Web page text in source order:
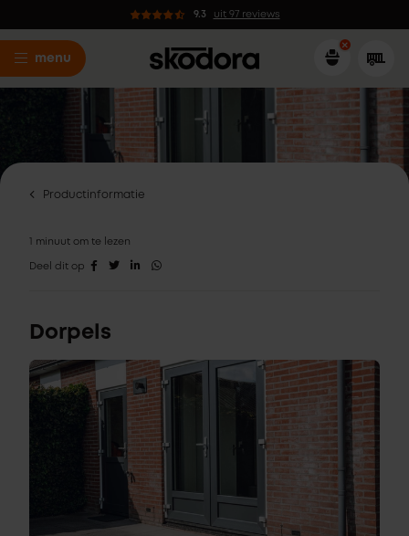
9.3 uit 97 reviews
menu
Productinformatie
1 minuut om te lezen
Deel dit op
Dorpels